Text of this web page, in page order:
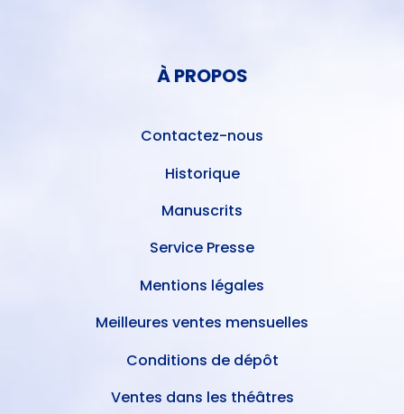
À PROPOS
Contactez-nous
Historique
Manuscrits
Service Presse
Mentions légales
Meilleures ventes mensuelles
Conditions de dépôt
Ventes dans les théâtres